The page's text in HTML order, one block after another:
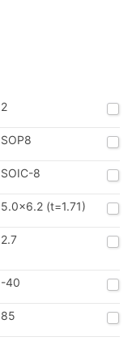
2
SOP8
SOIC-8
5.0x6.2 (t=1.71)
2.7
-40
85